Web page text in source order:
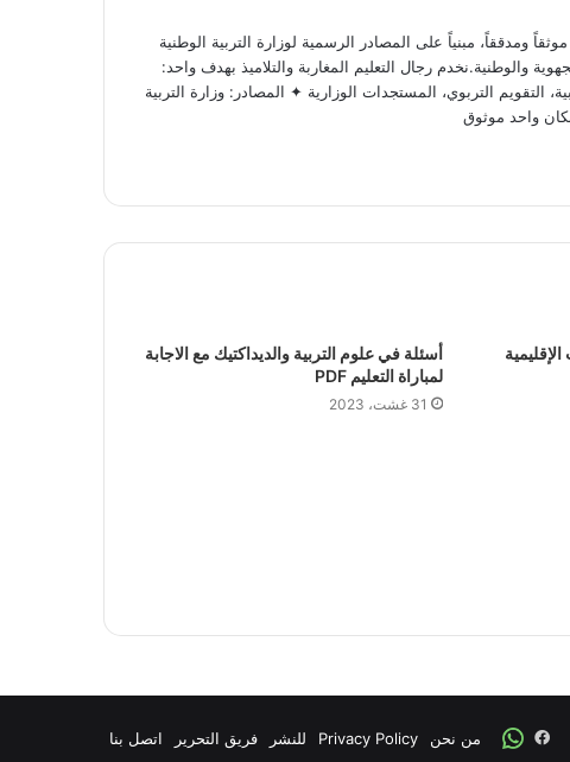
ومدققاً، مبنياً على المصادر الرسمية لوزارة التربية الوطنية
والوطنية.نخدم رجال التعليم المغاربة والتلاميذ بهدف واحد:
التربوي، المستجدات الوزارية ✦ المصادر: وزارة التربية
واحد موثوق
أسئلة في علوم التربية والديداكتيك مع الاجابة
لمباراة التعليم PDF
31 غشت، 2023
من نحن Privacy Policy للنشر فريق التحرير اتصل بنا Facebook
Whatsapp